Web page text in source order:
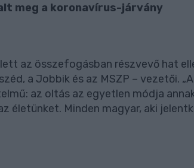
meg a koronavírus-járvány
az összefogásban részvevő hat
a Jobbik és az MSZP – vezetői.
az oltás az egyetlen módja
életünket. Minden magyar, aki